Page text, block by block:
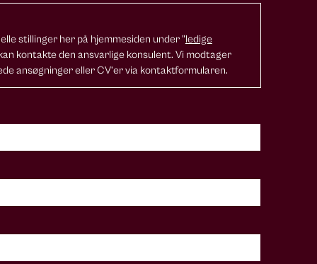
stillinger her på hjemmesiden under "ledige
kontakte den ansvarlige konsulent. Vi modtager
ansøgninger eller CV’er via kontaktformularen.